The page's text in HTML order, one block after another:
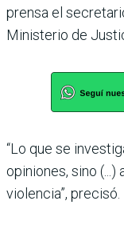
prensa el
Ministerio de
“Lo que se
opiniones, sino
violencia”, precisó.